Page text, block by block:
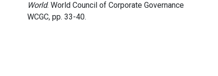
World. World Council of Corporate Governance
WCGC, pp. 33-40.